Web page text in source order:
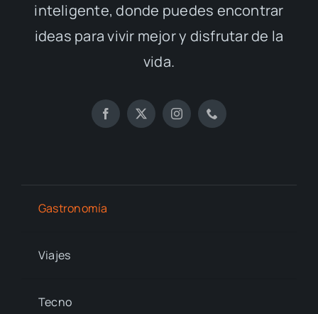
inteligente, donde puedes encontrar
ideas para vivir mejor y disfrutar de la
vida.
Gastronomía
Viajes
Tecno